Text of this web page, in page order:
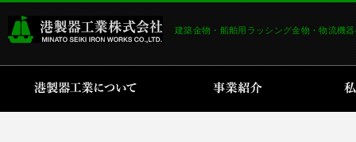
建築金物・船舶用ラッシング金物・物流機